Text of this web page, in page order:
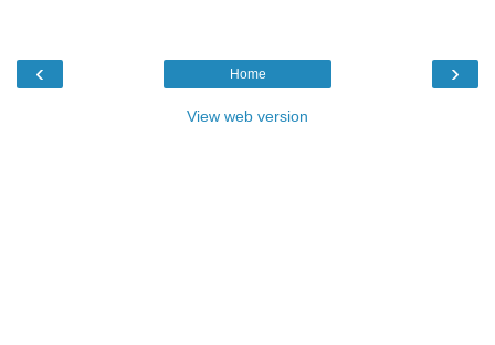
‹ ›
Home
View web version